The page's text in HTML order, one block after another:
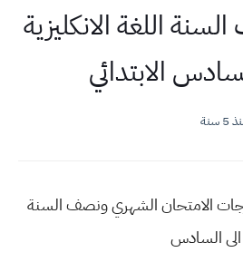
اللغة الانكليزية
الابتدائي
سنة
الجديد ٢٠٢١ درجات الامتحان الشهري ونصف السنة
الى السادس